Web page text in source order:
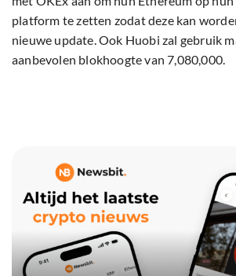
platform te zetten zodat deze kan
nieuwe update. Ook Huobi zal gebruik
aanbevolen blokhoogte van 7,080,000.